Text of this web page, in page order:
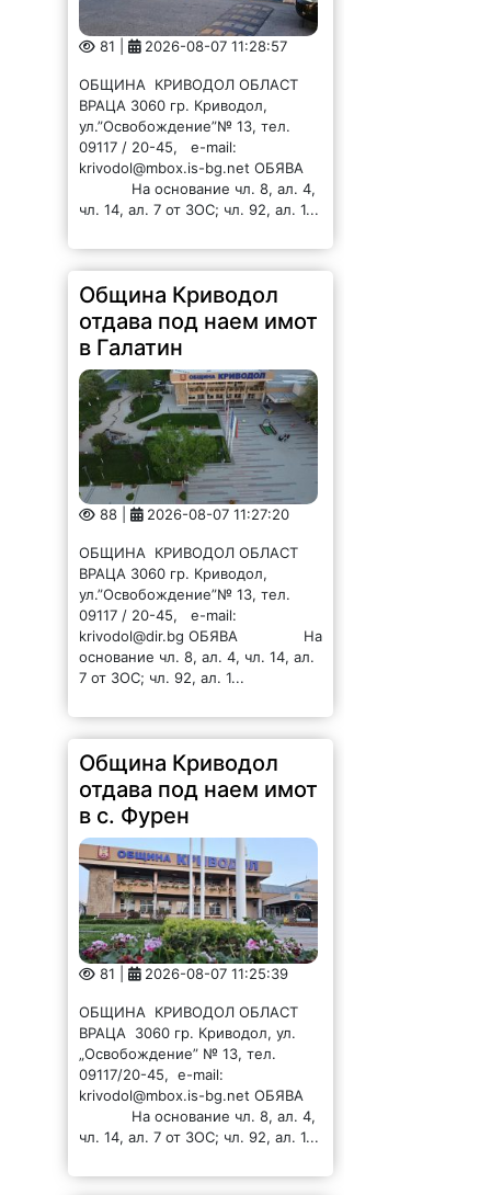
81 | 2026-08-07 11:28:57
ОБЩИНА КРИВОДОЛ ОБЛАСТ
ВРАЦА 3060 гр. Криводол,
ул.”Освобождение”№ 13, тел.
09117 / 20-45, e-mail:
krivodol@mbox.is-bg.net ОБЯВА
На основание чл. 8, ал. 4,
чл. 14, ал. 7 от ЗОС; чл. 92, ал. 1...
Община Криводол
отдава под наем имот
в Галатин
88 | 2026-08-07 11:27:20
ОБЩИНА КРИВОДОЛ ОБЛАСТ
ВРАЦА 3060 гр. Криводол,
ул.”Освобождение”№ 13, тел.
09117 / 20-45, e-mail:
krivodol@dir.bg ОБЯВА На
основание чл. 8, ал. 4, чл. 14, ал.
7 от ЗОС; чл. 92, ал. 1...
Община Криводол
отдава под наем имот
в с. Фурен
81 | 2026-08-07 11:25:39
ОБЩИНА КРИВОДОЛ ОБЛАСТ
ВРАЦА 3060 гр. Криводол, ул.
„Освобождение” № 13, тел.
09117/20-45, e-mail:
krivodol@mbox.is-bg.net ОБЯВА
На основание чл. 8, ал. 4,
чл. 14, ал. 7 от ЗОС; чл. 92, ал. 1...